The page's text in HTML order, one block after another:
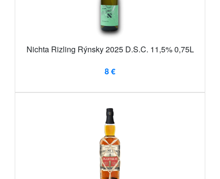
Nichta Rizling Rýnsky 2025 D.S.C. 11,5% 0,75L
8 €